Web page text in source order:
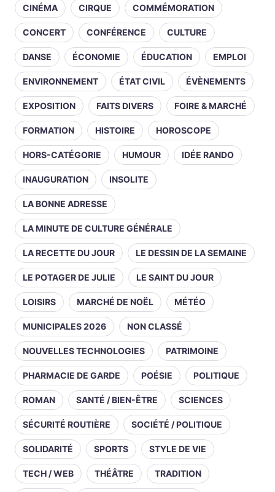
CINÉMA CIRQUE COMMÉMORATION
CONCERT CONFÉRENCE CULTURE
DANSE ÉCONOMIE ÉDUCATION EMPLOI
ENVIRONNEMENT ÉTAT CIVIL ÉVÈNEMENTS
EXPOSITION FAITS DIVERS FOIRE & MARCHÉ
FORMATION HISTOIRE HOROSCOPE
HORS-CATÉGORIE HUMOUR IDÉE RANDO
INAUGURATION INSOLITE
LA BONNE ADRESSE
LA MINUTE DE CULTURE GÉNÉRALE
LA RECETTE DU JOUR LE DESSIN DE LA SEMAINE
LE POTAGER DE JULIE LE SAINT DU JOUR
LOISIRS MARCHÉ DE NOËL MÉTÉO
MUNICIPALES 2026 NON CLASSÉ
NOUVELLES TECHNOLOGIES PATRIMOINE
PHARMACIE DE GARDE POÉSIE POLITIQUE
ROMAN SANTÉ / BIEN-ÊTRE SCIENCES
SÉCURITÉ ROUTIÈRE SOCIÉTÉ / POLITIQUE
SOLIDARITÉ SPORTS STYLE DE VIE
TECH / WEB THÉÂTRE TRADITION